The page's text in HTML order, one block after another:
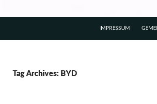
IMPRESSUM
Tag Archives: BYD